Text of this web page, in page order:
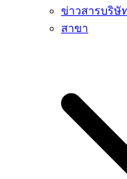
ข่าวสารบริษั
สาขา